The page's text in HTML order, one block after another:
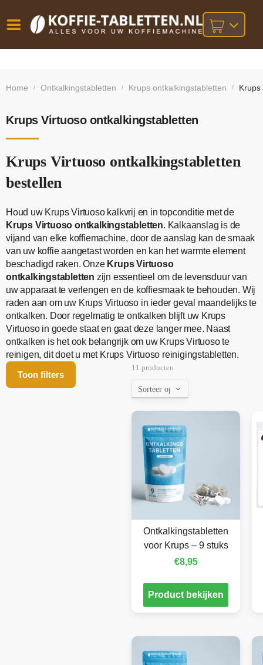
besteld,
bij orders
Home / Ontkalkingstabletten / Krups ontkalkingstabletten /
Krups Virtuoso ontkalkingstabletten
Krups Virtuoso ontkalkingstabletten
bestellen
Houd uw Krups Virtuoso kalkvrij en in topconditie met de
Krups Virtuoso ontkalkingstabletten. Kalkaanslag is de
vijand van elke koffiemachine, door de aanslag kan de smaak
van uw koffie aangetast worden en kan het warmte element
beschadigd raken. Onze Krups Virtuoso
ontkalkingstabletten zijn essentieel om de levensduur van
uw apparaat te verlengen en de koffiesmaak te behouden. Wij
raden aan om uw Krups Virtuoso in ieder geval maandelijks te
ontkalken. Door regelmatig te ontkalken blijft uw Krups
Virtuoso in goede staat en gaat deze langer mee. Naast
ontkalken is het ook belangrijk om uw Krups Virtuoso te
reinigen, dit doet u met Krups Virtuoso reinigingstabletten.
Toon filters
11 producten
Ontkalkingstabletten
voor Krups – 9 stuks
€8,95
Product bekijken